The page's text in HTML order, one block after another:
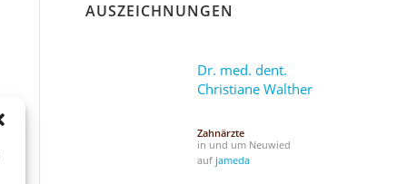
AUSZEICHNUNGEN
Dr. med. dent.
Christiane Walther
Zahnärzte
in und um Neuwied
auf jameda